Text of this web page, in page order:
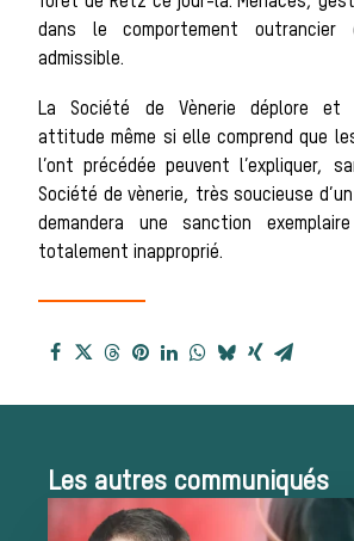
reçues
Bien-être
Histoire de la
chasse à
dans le comportement outrancier
admissible.
La Société de Vènerie déplore et
attitude même si elle comprend que
l’ont précédée peuvent l’expliquer,
Société de vènerie, très soucieuse
demandera une sanction
totalement inapproprié.
Les autres communiqués